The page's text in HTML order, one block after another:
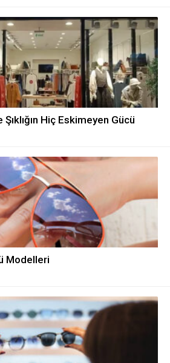
Hiç Eskimeyen Gücü
Modelleri